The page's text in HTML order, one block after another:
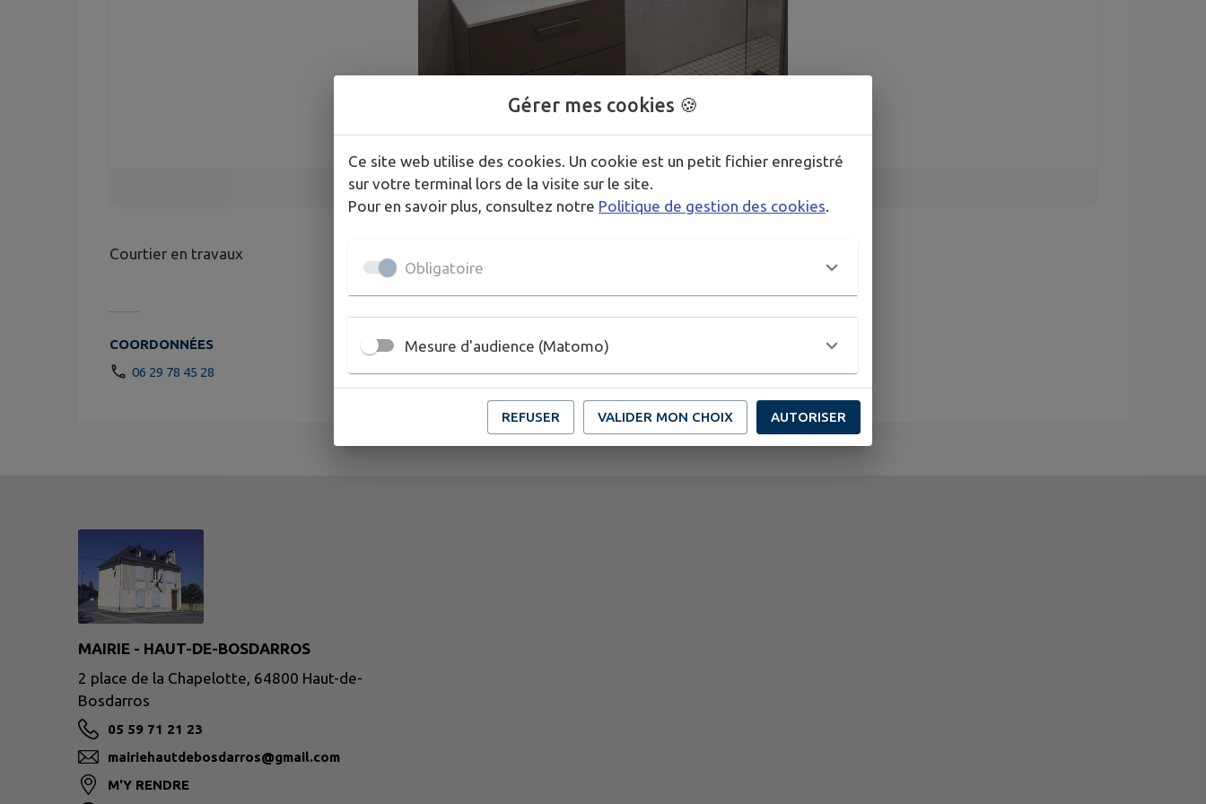
1 /1
Courtier en travaux
COORDONNÉES
06 29 78 45 28
MAIRIE - HAUT-DE-BOSDARROS
2 place de la Chapelotte, 64800 Haut-de-
Bosdarros
05 59 71 21 23
mairiehautdebosdarros@gmail.com
M'Y RENDRE
Gérer mes cookies 🍪
Ce site web utilise des cookies. Un cookie est un petit fichier enregistré
sur votre terminal lors de la visite sur le site.
Pour en savoir plus, consultez notre Politique de gestion des cookies.
Obligatoire
Mesure d'audience (Matomo)
REFUSER VALIDER MON CHOIX AUTORISER